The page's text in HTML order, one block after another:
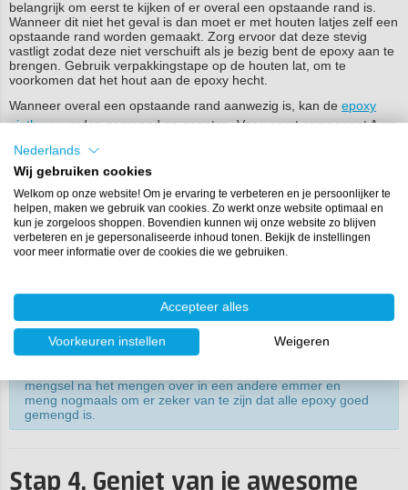
belangrijk om eerst te kijken of er overal een opstaande rand is.
Wanneer dit niet het geval is dan moet er met houten latjes zelf een
opstaande rand worden gemaakt. Zorg ervoor dat deze stevig
vastligt zodat deze niet verschuift als je bezig bent de epoxy aan te
brengen. Gebruik verpakkingstape op de houten lat, om te
voorkomen dat het hout aan de epoxy hecht.
Wanneer overal een opstaande rand aanwezig is, kan de epoxy
gietharsworden gemengd en gegoten. Voeg eerst component A en
B samen in een 100:60 verhouding (weeg de componenten
zorgvuldig af voor een optimaal eindresultaat).
resinis zeer goed bestand tegen UV licht, je hoeft bij gebruik van
deze epoxy dus geen UV-stabilisator toe te voegen! Meng de twee
componenten gedurende twee minuten grondig in een mengbeker
of emmer en vergeet de wand en onderkant van de beker niet.
Wanneer je de epoxyhars goed hebt gemengd, kun je beginnen
met het gieten. Zorg er voor dat je de epoxy goed verspreid en dat
Als de epoxyhars is aangebracht, zal de vloer, afhankelijk van de
temperatuur, na ongeveer 24 uur volledig uitgehard zijn.
Tip: meng de epoxy zorgvuldig door goed langs de bodem
mengsel na het mengen over in een andere emmer en
meng nogmaals om er zeker van te zijn dat alle epoxy goed
gemengd is.
Stap 4. Geniet van je awesome
Nederlands
Wij gebruiken cookies
Welkom op onze website! Om je ervaring te verbeteren en je persoonlijker te
helpen, maken we gebruik van cookies. Zo werkt onze website optimaal en
kun je zorgeloos shoppen. Bovendien kunnen wij onze website zo blijven
verbeteren en je gepersonaliseerde inhoud tonen. Bekijk de instellingen
voor meer informatie over de cookies die we gebruiken.
Accepteer alles
Voorkeuren instellen Weigeren